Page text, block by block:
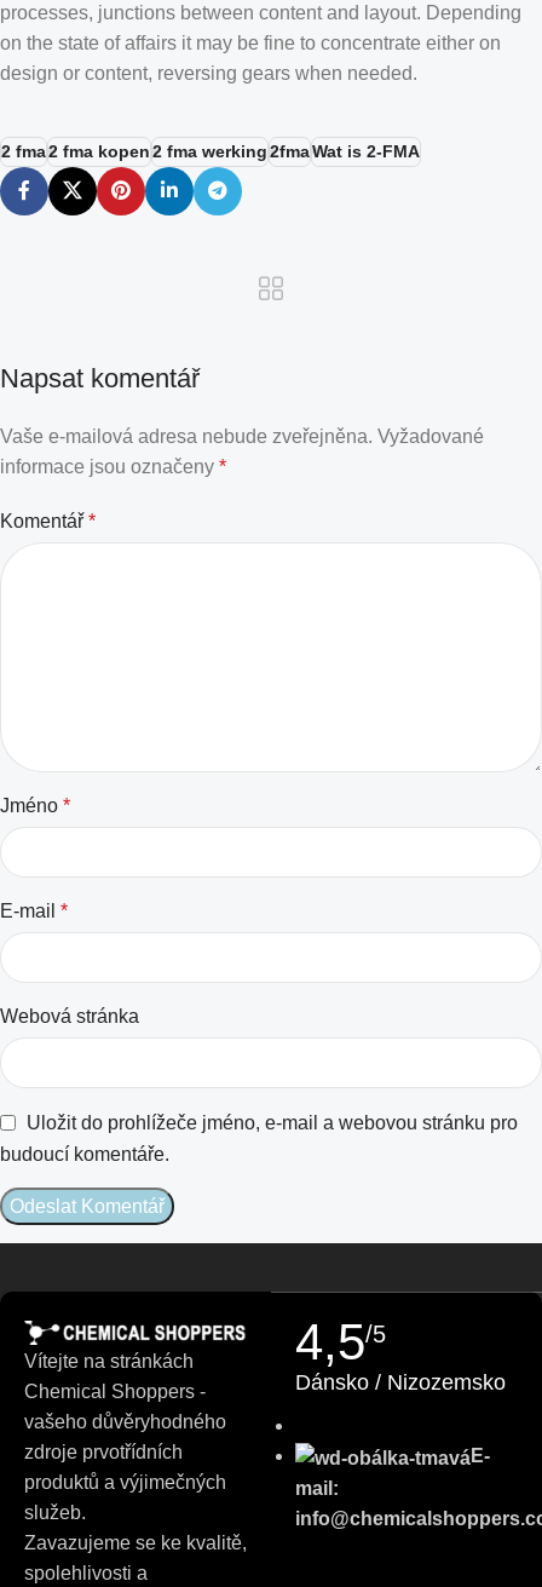
processes, junctions between content and layout. Depending
on the state of affairs it may be fine to concentrate either on
design or content, reversing gears when needed.
2 fma2 fma kopen2 fma werking2fmaWat is 2-FMA
Napsat komentář
Vaše e-mailová adresa nebude zveřejněna. Vyžadované
informace jsou označeny *
Komentář *
Jméno *
E-mail *
Webová stránka
Uložit do prohlížeče jméno, e-mail a webovou stránku pro
budoucí komentáře.
Vítejte na stránkách
Chemical Shoppers -
vašeho důvěryhodného
zdroje prvotřídních
produktů a výjimečných
služeb.
Zavazujeme se ke kvalitě,
spolehlivosti a
4,5/5
Dánsko / Nizozemsko
E-
mail:
Slovak
Slovenian
Swedish
Danish
Turkish
Croatian